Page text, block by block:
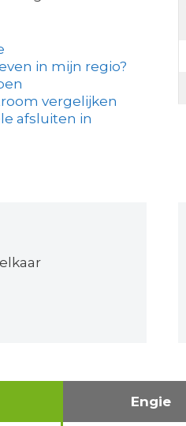
in mijn regio?
vergelijken
afsluiten in
Engie